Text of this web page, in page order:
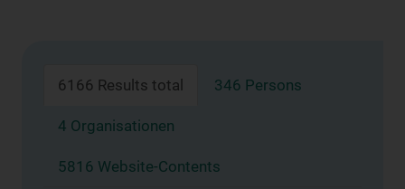
6166 Results total 346 Persons
4 Organisationen
5816 Website-Contents